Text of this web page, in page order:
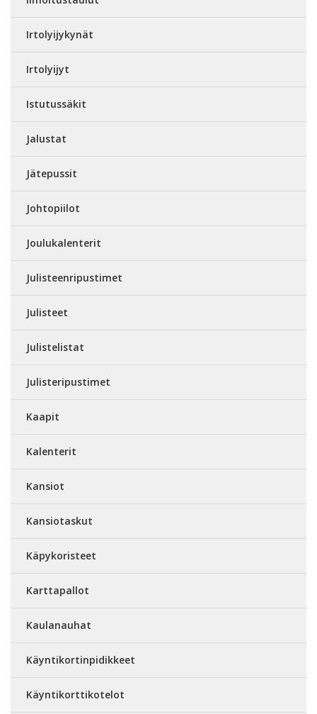
Irtolyijykynät
Irtolyijyt
Istutussäkit
Jalustat
Jätepussit
Johtopiilot
Joulukalenterit
Julisteenripustimet
Julisteet
Julistelistat
Julisteripustimet
Kaapit
Kalenterit
Kansiot
Kansiotaskut
Käpykoristeet
Karttapallot
Kaulanauhat
Käyntikortinpidikkeet
Käyntikorttikotelot